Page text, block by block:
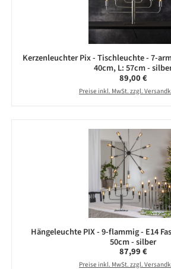
Kerzenleuchter Pix - Tischleuchte - 7-
40cm, L: 57cm -
Regulärer Preis:
89,00 €
Preise inkl. MwSt. zzgl.
Hängeleuchte PIX - 9-flammig - E14
50cm - silber
Regulärer Preis:
87,99 €
Preise inkl. MwSt. zzgl.